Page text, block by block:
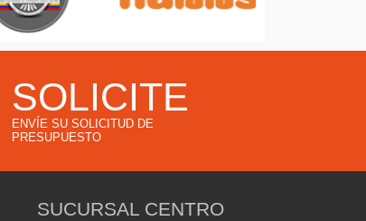
SOLICITE
ENVÍE SU SOLICITUD DE
PRESUPUESTO
SUCURSAL CENTRO